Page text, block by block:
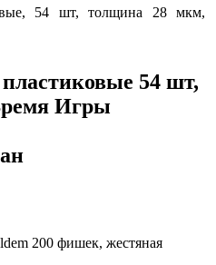
54 шт, толщина 28 мкм,
54 шт,
Игры